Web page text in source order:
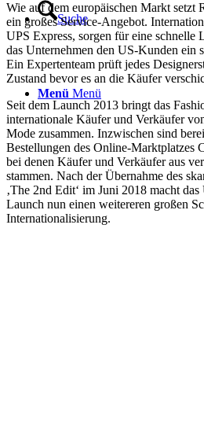
Suche
Menü Menü
Wie auf dem europäischen Markt setzt
ein großes Service-Angebot.
UPS Express, sorgen für eine schnelle
das Unternehmen den US-Kunden ein
Ein Expertenteam prüft jedes
Zustand bevor es an die Käufer
Seit dem Launch 2013 bringt das
internationale Käufer und Verkäufer
Mode zusammen. Inzwischen sind
Bestellungen des Online-Marktplatzes
bei denen Käufer und Verkäufer aus
stammen. Nach der Übernahme des
‚The 2nd Edit‘ im Juni 2018 macht
Launch nun einen weitereren großen
Internationalisierung.